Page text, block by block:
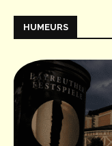
HUMEURS